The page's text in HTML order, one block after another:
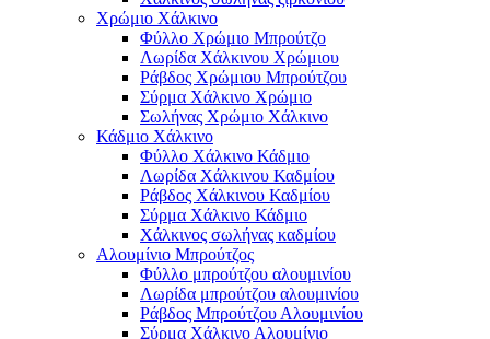
Χρώμιο Χάλκινο
Φύλλο Χρώμιο Μπρούτζο
Λωρίδα Χάλκινου Χρώμιου
Ράβδος Χρώμιου Μπρούτζου
Σύρμα Χάλκινο Χρώμιο
Σωλήνας Χρώμιο Χάλκινο
Κάδμιο Χάλκινο
Φύλλο Χάλκινο Κάδμιο
Λωρίδα Χάλκινου Καδμίου
Ράβδος Χάλκινου Καδμίου
Σύρμα Χάλκινο Κάδμιο
Χάλκινος σωλήνας καδμίου
Αλουμίνιο Μπρούτζος
Φύλλο μπρούτζου αλουμινίου
Λωρίδα μπρούτζου αλουμινίου
Ράβδος Μπρούτζου Αλουμινίου
Σύρμα Χάλκινο Αλουμίνιο